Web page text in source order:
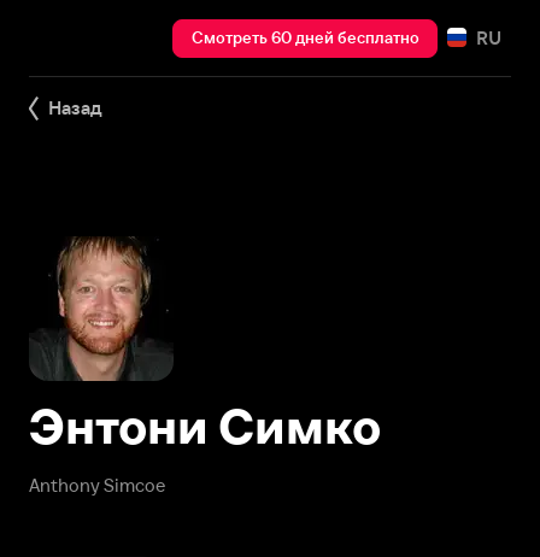
Смотреть 60 дней бесплатно RU
Назад
Anthony Simcoe
Энтони Симко